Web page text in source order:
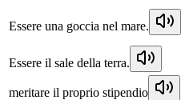
Essere una goccia nel mare.
Essere il sale della terra.
meritare il proprio stipendio